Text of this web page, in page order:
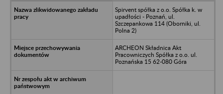
Spirvent spółka z o.o. Spółka k. w
upadłości - Poznań, ul.
Szczepankowa 114 (Oborniki, ul.
Polna 2)
ARCHEON Składnica Akt
Pracowniczych Spółka z o.o. ul.
Poznańska 15 62-080 Góra